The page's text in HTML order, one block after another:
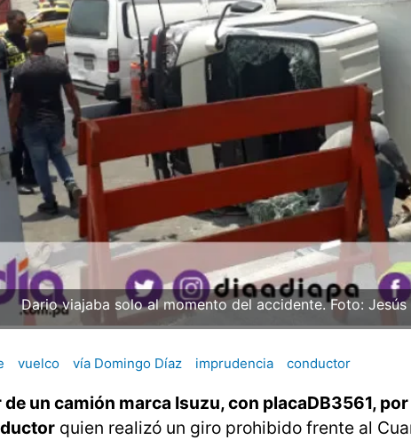
Dario viajaba solo al momento del accidente. Foto: Jesús
vuelco vía Domingo Díaz imprudencia conductor
un camión marca Isuzu, con placaDB3561,
quien realizó un giro prohibido frente al